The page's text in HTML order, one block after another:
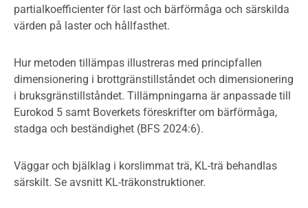
partialkoefficienter för last och bärförmåga och särskilda
värden på laster och hållfasthet.
Hur metoden tillämpas illustreras med principfallen
dimensionering i brottgränstillståndet och dimensionering
i bruksgränstillståndet. Tillämpningarna är anpassade till
Eurokod 5 samt Boverkets föreskrifter om bärförmåga,
stadga och beständighet (BFS 2024:6).
Väggar och bjälklag i korslimmat trä, KL-trä behandlas
särskilt. Se avsnitt KL-träkonstruktioner.